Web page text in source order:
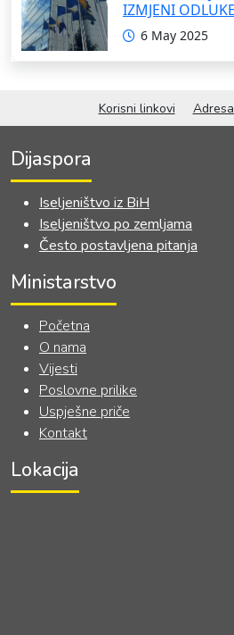
IZMJENI
FORMIRANJU
RADNE GRUPE
OKVIRNOG
HERCEGOVINE
6 May 2025
Korisni linkovi
Dijaspora
Iseljeništvo iz BiH
Iseljeništvo po zemljama
Često postavljena pitanja
Ministarstvo
Početna
O nama
Vijesti
Poslovne prilike
Uspješne priče
Kontakt
Lokacija